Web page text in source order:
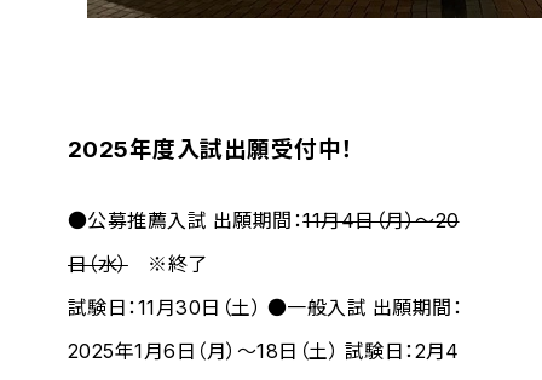
2025年度入試出願受付中！
●公募推薦入試 出願期間：11月4日（月）～20
日（水）※終了
試験日：11月30日（土） ●一般入試 出願期間：
2025年1月6日（月）～18日（土） 試験日：2月4